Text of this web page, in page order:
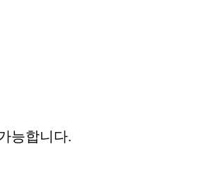
능합니다.